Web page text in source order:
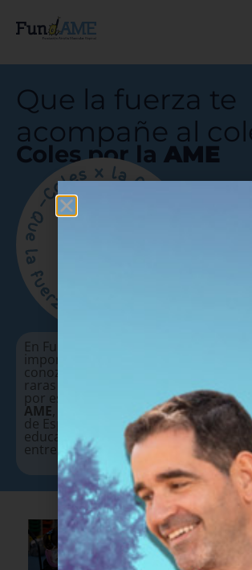
Que la fuerza te
acompañe al
Coles por la AME
En Fund
importante que es que se
conozcan mejor las enfermedades
raras y lo que es convivir con ellas,
por eso hemos lanzadoColes x la
AME , dirigida a todos los colegios
de España con el objetivo de
educar y fomentar la solidaridad
entre los niños.